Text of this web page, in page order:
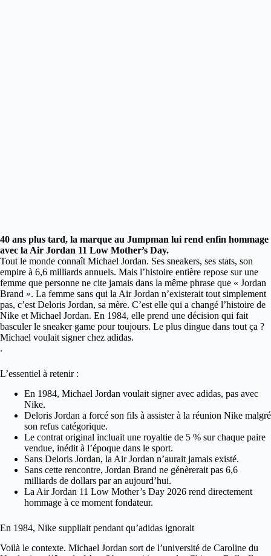
40 ans plus tard, la marque au Jumpman lui rend enfin hommage
avec la Air Jordan 11 Low Mother’s Day.
Tout le monde connaît Michael Jordan. Ses sneakers, ses stats, son
empire à 6,6 milliards annuels. Mais l’histoire entière repose sur une
femme que personne ne cite jamais dans la même phrase que « Jordan
Brand ». La femme sans qui la Air Jordan n’existerait tout simplement
pas, c’est Deloris Jordan, sa mère. C’est elle qui a changé l’histoire de
Nike et Michael Jordan. En 1984, elle prend une décision qui fait
basculer le sneaker game pour toujours. Le plus dingue dans tout ça ?
Michael voulait signer chez adidas.
.
L’essentiel à retenir :
En 1984, Michael Jordan voulait signer avec adidas, pas avec
Nike.
Deloris Jordan a forcé son fils à assister à la réunion Nike malgré
son refus catégorique.
Le contrat original incluait une royaltie de 5 % sur chaque paire
vendue, inédit à l’époque dans le sport.
Sans Deloris Jordan, la Air Jordan n’aurait jamais existé.
Sans cette rencontre, Jordan Brand ne génèrerait pas 6,6
milliards de dollars par an aujourd’hui.
La Air Jordan 11 Low Mother’s Day 2026 rend directement
hommage à ce moment fondateur.
En 1984, Nike suppliait pendant qu’adidas ignorait
Voilà le contexte. Michael Jordan sort de l’université de Caroline du